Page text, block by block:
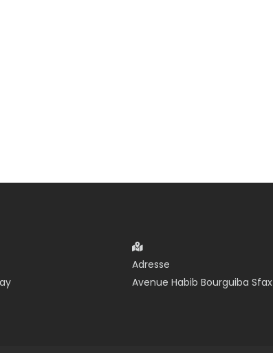
Adresse
Avenue Habib Bourguiba Sfax